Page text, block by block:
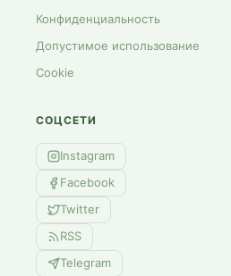
Конфиденциальность
Допустимое использование
Cookie
СОЦСЕТИ
Instagram
Facebook
Twitter
RSS
Telegram